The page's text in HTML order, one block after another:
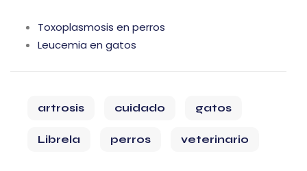
Toxoplasmosis en perros
Leucemia en gatos
artrosis cuidado gatos
Librela perros veterinario